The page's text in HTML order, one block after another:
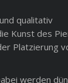
qualitativ
Kunst des
Platzierung
werden